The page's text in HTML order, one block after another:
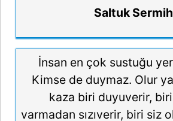
Saltuk
İnsan en çok sustuğu
Kimse de duymaz. Olur
kaza biri duyuverir,
varmadan sızıverir, biri siz